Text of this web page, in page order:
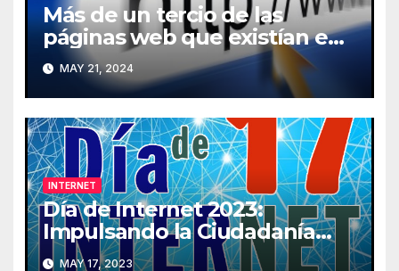
Más de un tercio de las
páginas web que existían en
2013 han desaparecido de
Internet
MAY 21, 2024
INTERNET
Día de Internet 2023:
Impulsando la Ciudadanía
Digital
MAY 17, 2023